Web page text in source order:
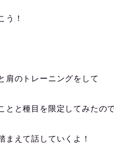
う！
肩のトレーニングをして
とと種目を限定してみたの
まえて話していくよ！